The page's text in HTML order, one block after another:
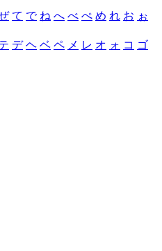
て で ね へ べ ぺ め れ お ぉ
デ ヘ ベ ペ メ レ オ ォ コ ゴ